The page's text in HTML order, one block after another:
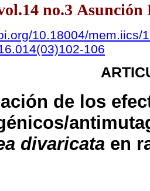
no.3 Asunción
10.18004/mem.iics/
106
de los
divaricata en